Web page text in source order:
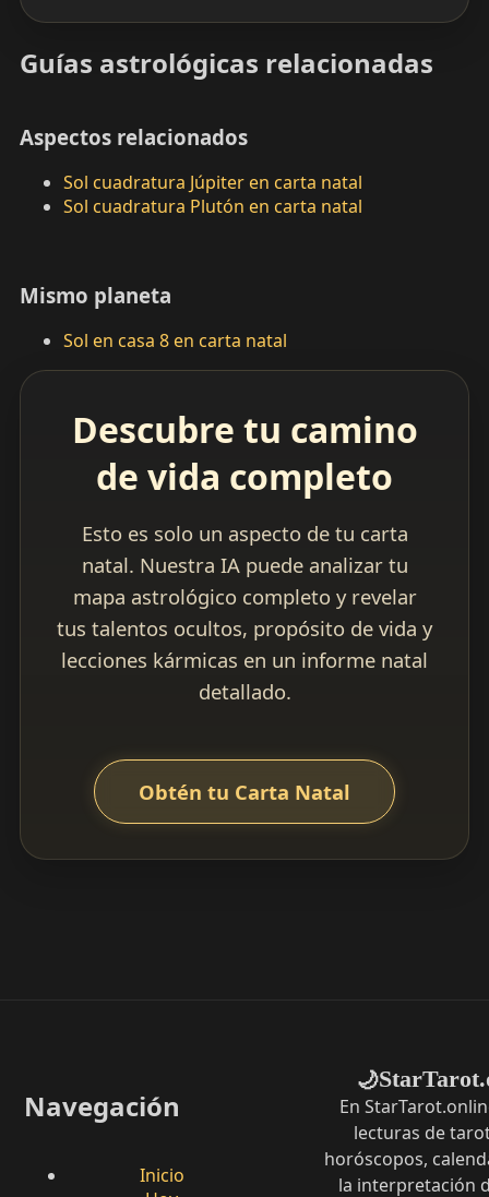
Guías astrológicas relacionadas
Aspectos relacionados
Sol cuadratura Júpiter en carta natal
Sol cuadratura Plutón en carta natal
Mismo planeta
Sol en casa 8 en carta natal
Descubre tu camino
de vida completo
Esto es solo un aspecto de tu carta
natal. Nuestra IA puede analizar tu
mapa astrológico completo y revelar
tus talentos ocultos, propósito de vida y
lecciones kármicas en un informe natal
detallado.
Obtén tu Carta Natal
Navegación
Inicio
🌙
En
lecturas de
horóscopos,
la interpretación